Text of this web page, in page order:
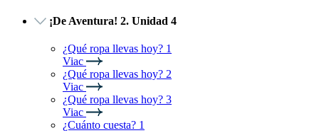
¡De Aventura! 2. Unidad 4
¿Qué ropa llevas hoy? 1
Viac
¿Qué ropa llevas hoy? 2
Viac
¿Qué ropa llevas hoy? 3
Viac
¿Cuánto cuesta? 1